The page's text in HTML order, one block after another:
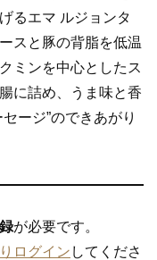
るエマ ルジョンタ
スと豚の背脂を低温
ミンを中心としたス
に詰め、うま味と香
ージ”のできあがり
が必要です。
ログイン してくださ